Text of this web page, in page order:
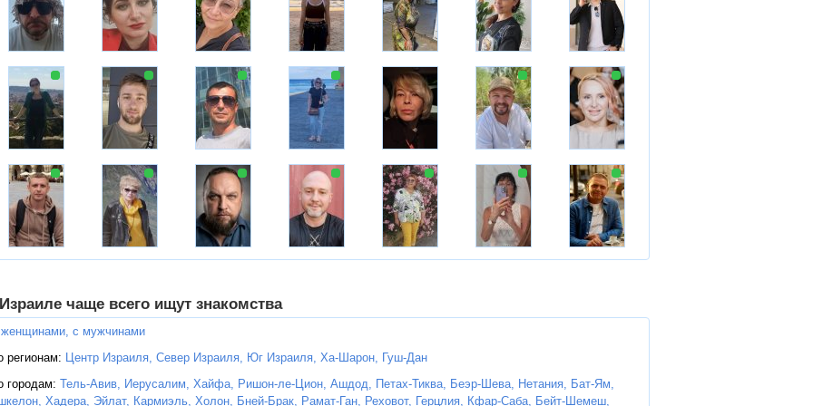
чаще всего ищут знакомства
с мужчинами
регионам: Центр Израиля, Север Израиля, Юг Израиля, Ха-Шарон, Гуш-Дан
городам: Тель-Авив, Иерусалим, Хайфа, Ришон-ле-Цион, Ашдод, Петах-Тиква, Беэр-Шева, Нетания, Бат-Ям,
Хадера, Эйлат, Кармиэль, Холон, Бней-Брак, Рамат-Ган, Реховот, Герцлия, Кфар-Саба, Бейт-Шемеш,